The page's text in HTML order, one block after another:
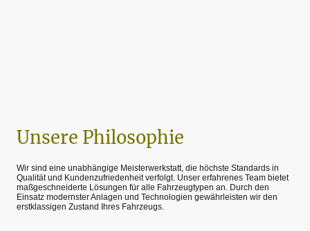
Unsere Philosophie
Wir sind eine unabhängige Meisterwerkstatt, die höchste Standards in
Qualität und Kundenzufriedenheit verfolgt. Unser erfahrenes Team bietet
maßgeschneiderte Lösungen für alle Fahrzeugtypen an. Durch den
Einsatz modernster Anlagen und Technologien gewährleisten wir den
erstklassigen Zustand Ihres Fahrzeugs.